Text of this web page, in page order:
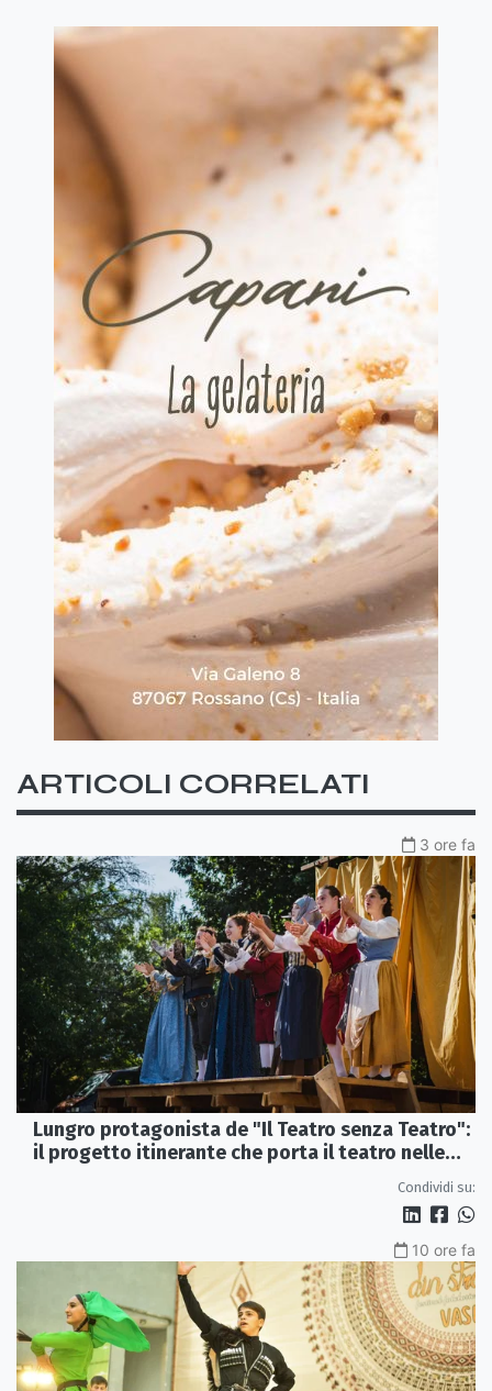
ARTICOLI CORRELATI
3 ore fa
Lungro protagonista de "Il Teatro senza Teatro":
il progetto itinerante che porta il teatro nelle
Condividi su:
10 ore fa